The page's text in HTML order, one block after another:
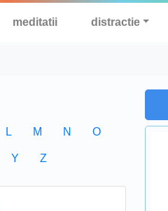
meditatii distractie
L M N O
Y Z